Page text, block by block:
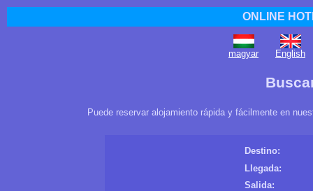
ONLINE
magyar English
Puede reservar alojamiento rápida y fácilmente en
Destino:
Llegada:
Salida: